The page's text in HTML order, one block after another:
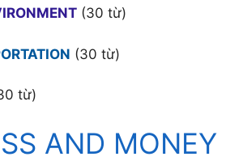
(30 từ)
(30 từ)
từ)
AND